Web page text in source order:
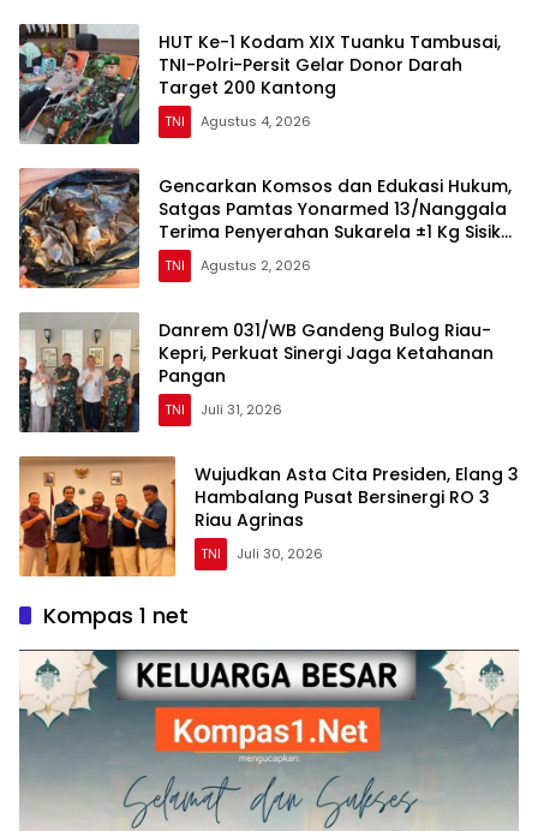
HUT Ke-1 Kodam XIX Tuanku Tambusai,
TNI-Polri-Persit Gelar Donor Darah
Target 200 Kantong
TNI Agustus 4, 2026
Gencarkan Komsos dan Edukasi Hukum,
Satgas Pamtas Yonarmed 13/Nanggala
Terima Penyerahan Sukarela ±1 Kg Sisik
Trenggiling dari Warga Perbatasan
TNI Agustus 2, 2026
Danrem 031/WB Gandeng Bulog Riau-
Kepri, Perkuat Sinergi Jaga Ketahanan
Pangan
TNI Juli 31, 2026
Wujudkan Asta Cita Presiden, Elang 3
Hambalang Pusat Bersinergi RO 3
Riau Agrinas
TNI Juli 30, 2026
Kompas 1 net